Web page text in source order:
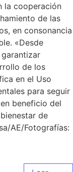
la cooperación
de las
en consonancia
«Desde
de los
en el Uso
para seguir
beneficio del
de
AE/Fotografías: